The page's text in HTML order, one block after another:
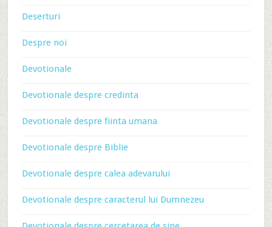
Deserturi
Despre noi
Devotionale
Devotionale despre credinta
Devotionale despre fiinta umana
Devotionale despre Biblie
Devotionale despre calea adevarului
Devotionale despre caracterul lui Dumnezeu